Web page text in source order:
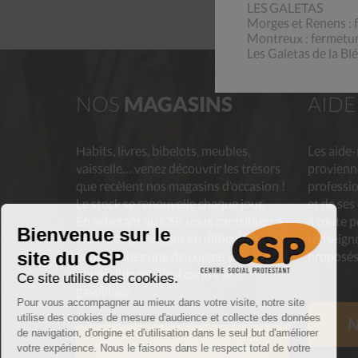
NOS MAGASINS
Habits, livres, bibelots, meubles,
vaisselle… venez découvrir les trésors
que recèlent nos magasins d’occasion !
Le stock se renouvelle chaque jour.
En achetant au CSP, vous contribuez à
aider des personnes en difficulté et
vous donnez une deuxième vie aux
objets, luttant ainsi contre le
Découvrez nos magasins
AIDE
Les
et de
à toute
LES GALETAS
Morges et Renens
Montreux :
Les Galetas de la